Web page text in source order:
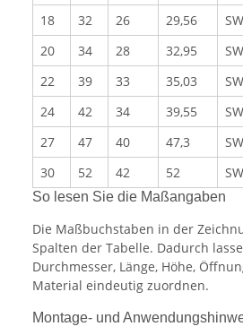
18
32 26 29,56
20
34 28 32,95
22
39 33 35,03
24
42 34 39,55
27
47 40 47,3
30
52 42 52
So lesen Sie die Maßangaben
Die Maßbuchstaben in der
Spalten der Tabelle. Dadurch
Durchmesser, Länge, Höhe,
Material eindeutig zuordnen.
Montage- und